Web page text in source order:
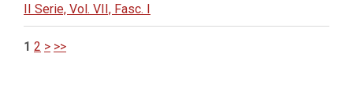
II Serie, Vol. VII, Fasc. I
1 2 > >>